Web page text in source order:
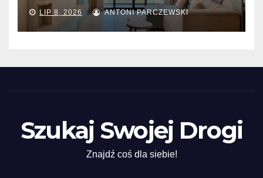
LIP 8, 2026 ANTONI PARCZEWSKI
Szukaj Swojej Drogi
Znajdź coś dla siebie!